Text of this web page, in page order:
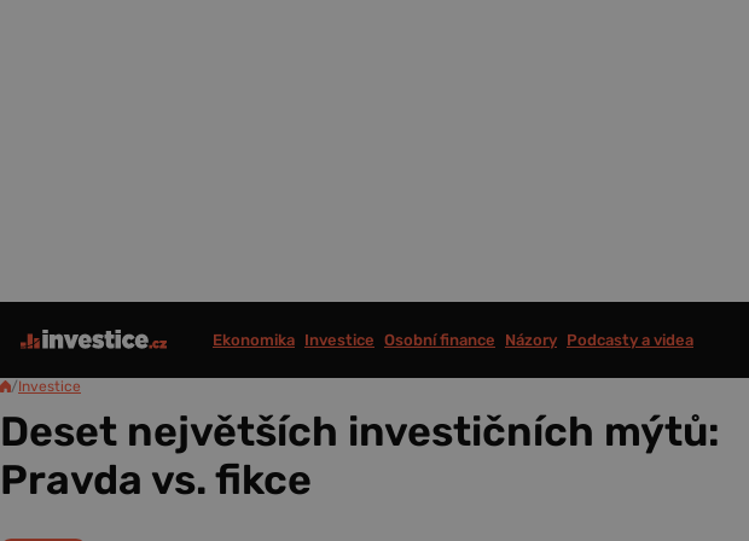
Ekonomika Investice Osobní finance Názory Podcasty a videa
/Investice
Deset největších investičních mýtů:
Pravda vs. fikce